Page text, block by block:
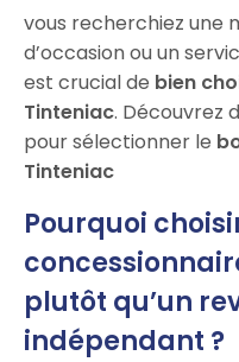
vous recherchiez une
d’occasion ou un
est crucial de bien
Tinteniac. Découvrez
pour sélectionner le
Tinteniac
Pourquoi
plutôt qu’un
indépendant ?